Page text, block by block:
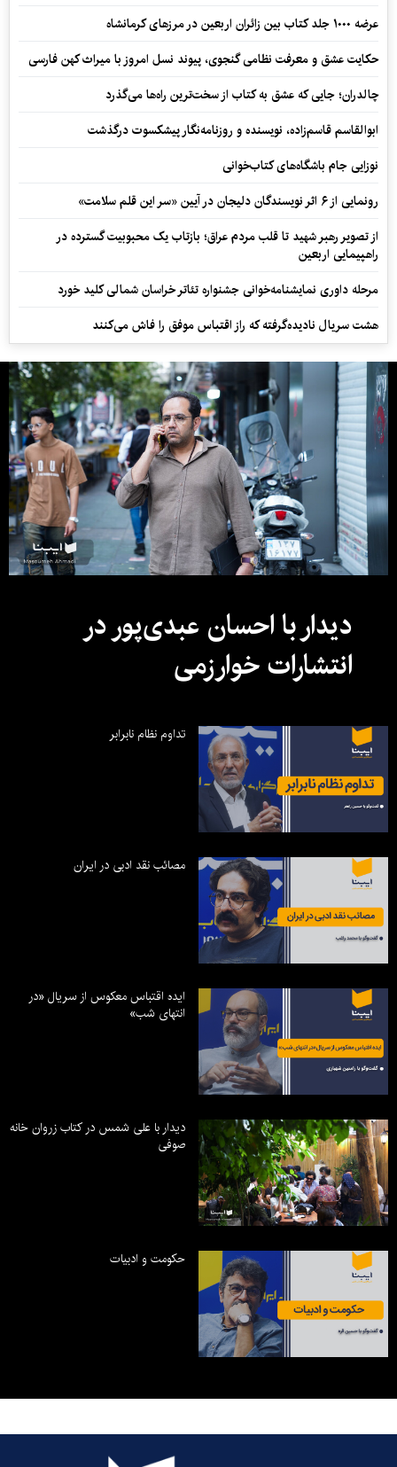
عرضه ۱۰۰۰ جلد کتاب بین زائران اربعین در مرزهای کرمانشاه
حکایت عشق و معرفت نظامی گنجوی، پیوند نسل امروز با میراث کهن فارسی
چالدران؛ جایی که عشق به کتاب از سخت‌ترین راه‌ها می‌گذرد
ابوالقاسم قاسم‌زاده، نویسنده و روزنامه‌نگار پیشکسوت درگذشت
نوزایی جام باشگاه‌های کتاب‌خوانی
رونمایی از ۶ اثر نویسندگان دلیجان در آیین «سر این قلم سلامت»
از تصویر رهبر شهید تا قلب مردم عراق؛ بازتاب یک محبوبیت گسترده در
راهپیمایی اربعین
مرحله داوری نمایشنامه‌خوانی جشنواره تئاتر خراسان شمالی کلید خورد
هشت سریال نادیده‌گرفته که راز اقتباس موفق را فاش می‌کنند
دیدار با احسان عبدی‌پور در
انتشارات خوارزمی
تداوم نظام نابرابر
مصائب نقد ادبی در ایران
ایده اقتباس معکوس از سریال «در
انتهای شب»
دیدار با علی شمس در کتاب زروان خانه
صوفی
حکومت و ادبیات